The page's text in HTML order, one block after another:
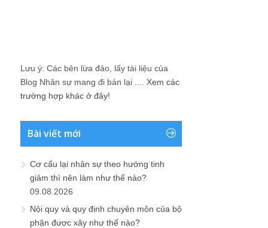
Lưu ý: Các bên lừa đảo, lấy tài liệu của
Blog Nhân sự mang đi bán lại .... Xem các
trường hợp khác ở đây!
Bài viết mới
Cơ cấu lại nhân sự theo hướng tinh
giảm thì nên làm như thế nào?
09.08.2026
Nội quy và quy định chuyên môn của bộ
phận được xây như thế nào?